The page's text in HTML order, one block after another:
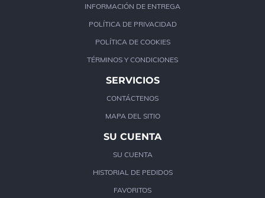
INFORMACIÓN DE ENTREGA
POLÍTICA DE PRIVACIDAD
POLÍTICA DE COOKIES
TÉRMINOS Y CONDICIONES
SERVICIOS
CONTÁCTENOS
MAPA DEL SITIO
SU CUENTA
SU CUENTA
HISTORIAL DE PEDIDOS
FAVORITOS